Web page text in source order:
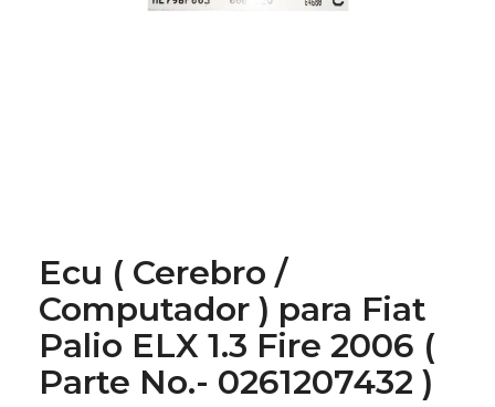
Ecu ( Cerebro /
Computador ) para Fiat
Palio ELX 1.3 Fire 2006 (
Parte No.- 0261207432 )